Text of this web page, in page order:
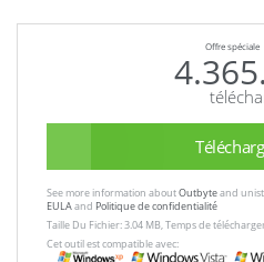
Offre spéciale
See more information aboutOutbyteand
EULAand Politique de confidentialité
Taille Du Fichier: 3.04 MB, Temps de
Cet outil est compatible avec: